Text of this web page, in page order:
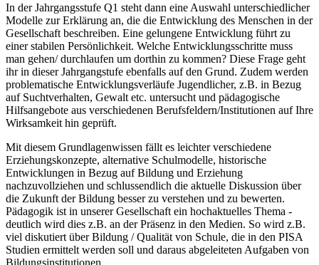
In der Jahrgangsstufe Q1 steht dann eine Auswahl unterschiedlicher
Modelle zur Erklärung an, die die Entwicklung des Menschen in der
Gesellschaft beschreiben. Eine gelungene Entwicklung führt zu
einer stabilen Persönlichkeit. Welche Entwicklungsschritte muss
man gehen/ durchlaufen um dorthin zu kommen? Diese Frage geht
ihr in dieser Jahrgangstufe ebenfalls auf den Grund. Zudem werden
problematische Entwicklungsverläufe Jugendlicher, z.B. in Bezug
auf Suchtverhalten, Gewalt etc. untersucht und pädagogische
Hilfsangebote aus verschiedenen Berufsfeldern/Institutionen auf Ihre
Wirksamkeit hin geprüft.
Mit diesem Grundlagenwissen fällt es leichter verschiedene
Erziehungskonzepte, alternative Schulmodelle, historische
Entwicklungen in Bezug auf Bildung und Erziehung
nachzuvollziehen und schlussendlich die aktuelle Diskussion über
die Zukunft der Bildung besser zu verstehen und zu bewerten.
Pädagogik ist in unserer Gesellschaft ein hochaktuelles Thema -
deutlich wird dies z.B. an der Präsenz in den Medien. So wird z.B.
viel diskutiert über Bildung / Qualität von Schule, die in den PISA
Studien ermittelt werden soll und daraus abgeleiteten Aufgaben von
Bildungsinstitutionen.